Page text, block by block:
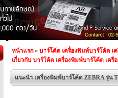
หน้าแรก » บาร์โค้ด เครื่องพิมพ์บาร์โค้ด เ
เกี่ยวกับ บาร์โค้ด เครื่องพิมพ์บาร์โค้ด เครื่
แนะนำ เครื่องพิมพ์บาร์โค้ด ZEBRA รุ่น